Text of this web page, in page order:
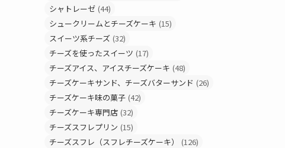
シャトレーゼ (44)
シュークリームとチーズケーキ (15)
スイーツ系チーズ (32)
チーズを使ったスイーツ (17)
チーズアイス、アイスチーズケーキ (48)
チーズケーキサンド、チーズバターサンド (26)
チーズケーキ味の菓子 (42)
チーズケーキ専門店 (32)
チーズスフレプリン (15)
チーズスフレ（スフレチーズケーキ）
(126)